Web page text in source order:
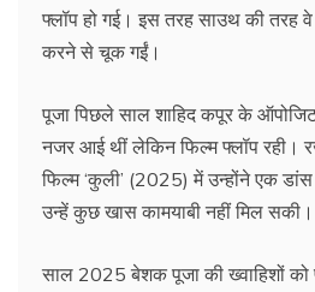
फ्लॉप हो गई। इस तरह साउथ की तरह
करने से चूक गईं।
पूजा पिछले साल शाहिद कपूर के
नजर आई थीं लेकिन फिल्म फ्लॉप रही।
फिल्‍म ‘कुली’ (2025) में उन्‍होंने एक
उन्हें कुछ खास कामयाबी नहीं मिल सकी।
साल 2025 बेशक पूजा की ख्‍वाहिशों